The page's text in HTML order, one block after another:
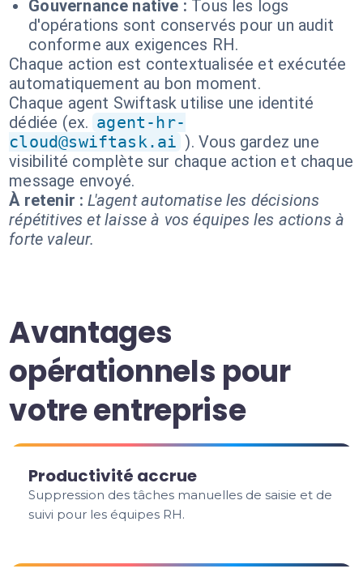
Gouvernance native : Tous les logs
d'opérations sont conservés pour un audit
conforme aux exigences RH.
Chaque action est contextualisée et exécutée
automatiquement au bon moment.
Chaque agent Swiftask utilise une identité
dédiée (ex. agent-hr-
cloud@swiftask.ai ). Vous gardez une
visibilité complète sur chaque action et chaque
message envoyé.
À retenir : L'agent automatise les décisions
répétitives et laisse à vos équipes les actions à
forte valeur.
Avantages
opérationnels pour
votre entreprise
Productivité accrue
Suppression des tâches manuelles de saisie et de
suivi pour les équipes RH.